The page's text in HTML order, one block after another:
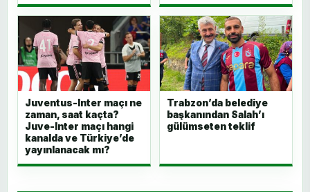
Juventus-Inter maçı ne
zaman, saat kaçta?
Juve-Inter maçı hangi
kanalda ve Türkiye’de
yayınlanacak mı?
Trabzon’da belediye
başkanından Salah’ı
gülümseten teklif